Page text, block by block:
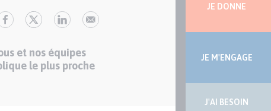
et nos équipes
le plus proche
latéraleJE DONNE
JE M'ENGAGE
J'AI BESOIN